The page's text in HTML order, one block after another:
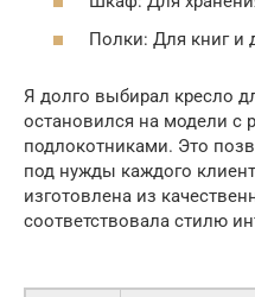
Полки: Для книг и
Я долго выбирал кресло
остановился на модели с
подлокотниками. Это
под нужды каждого
изготовлена из
соответствовала стилю